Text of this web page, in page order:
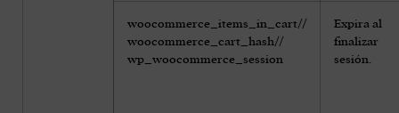
woocommerce_items_in_cart//
woocommerce_cart_hash//
wp_woocommerce_session
Expira al
finalizar
sesión.